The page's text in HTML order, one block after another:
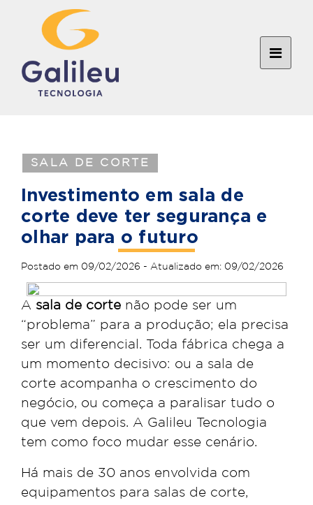
SALA DE CORTE
Investimento em sala de
corte deve ter segurança e
olhar para o futuro
Postado em 09/02/2026 - Atualizado em: 09/02/2026
A sala de corte não pode ser um
“problema” para a produção; ela precisa
ser um diferencial. Toda fábrica chega a
um momento decisivo: ou a sala de
corte acompanha o crescimento do
negócio, ou começa a paralisar tudo o
que vem depois. A Galileu Tecnologia
tem como foco mudar esse cenário.
Há mais de 30 anos envolvida com
equipamentos para salas de corte,